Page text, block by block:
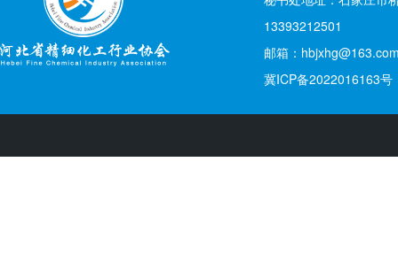
13393212501
邮箱：
冀ICP备2022016163号